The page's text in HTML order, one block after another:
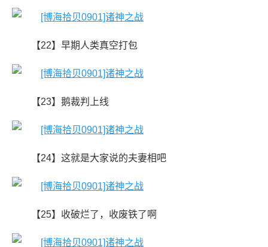
【22】早期人类真空打包
【23】鹅裁判上线
【24】这就是大家说的夫妻相吧
【25】收破烂了，收废铁了啊